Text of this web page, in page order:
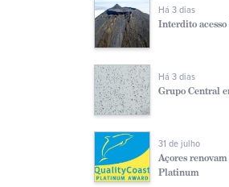
Há 3 dias
Interdito
Há 3 dias
Grupo Central
31 de julho
Açores
Platinum